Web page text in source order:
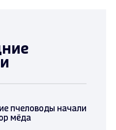
пчеловоды начали
мёда